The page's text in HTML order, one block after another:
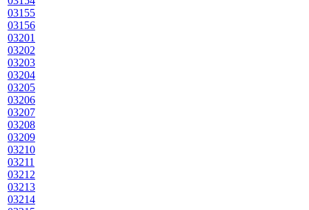
03155
03156
03201
03202
03203
03204
03205
03206
03207
03208
03209
03210
03211
03212
03213
03214